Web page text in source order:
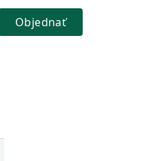
Objednať